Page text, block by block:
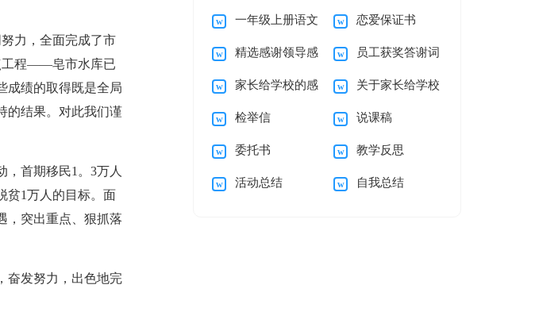
力，全面完成了市
工程——皂市水库已
成绩的取得既是全局
的结果。对此我们谨
首期移民1。3万人
贫1万人的目标。面
，突出重点、狠抓落
奋发努力，出色地完
文锦集8篇 集锦十篇
一年级上册语文
教学计划模板汇总7
篇
恋爱保证书
精选感谢领导感
谢信合集七篇
员工获奖答谢词
家长给学校的感
谢信集合5篇
关于家长给学校
的感谢信汇编五篇
检举信 说课稿
委托书 教学反思
活动总结 自我总结